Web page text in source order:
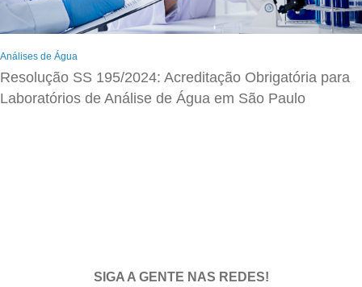
Análises de Água
Resolução SS 195/2024: Acreditação Obrigatória para
Laboratórios de Análise de Água em São Paulo
SIGA A GENTE NAS REDES!